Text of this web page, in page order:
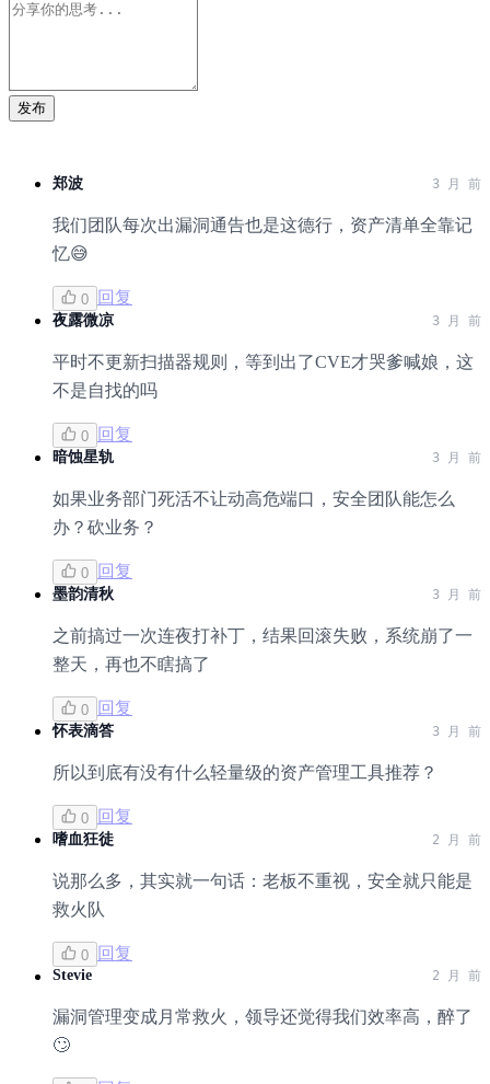
发布
郑波 3 月 前
我们团队每次出漏洞通告也是这德行，资产清单全靠记
忆😅
0 回复
夜露微凉 3 月 前
平时不更新扫描器规则，等到出了CVE才哭爹喊娘，这
不是自找的吗
0 回复
暗蚀星轨 3 月 前
如果业务部门死活不让动高危端口，安全团队能怎么
办？砍业务？
0 回复
墨韵清秋 3 月 前
之前搞过一次连夜打补丁，结果回滚失败，系统崩了一
整天，再也不瞎搞了
0 回复
怀表滴答 3 月 前
所以到底有没有什么轻量级的资产管理工具推荐？
0 回复
嗜血狂徒 2 月 前
说那么多，其实就一句话：老板不重视，安全就只能是
救火队
0 回复
Stevie 2 月 前
漏洞管理变成月常救火，领导还觉得我们效率高，醉了
🙄